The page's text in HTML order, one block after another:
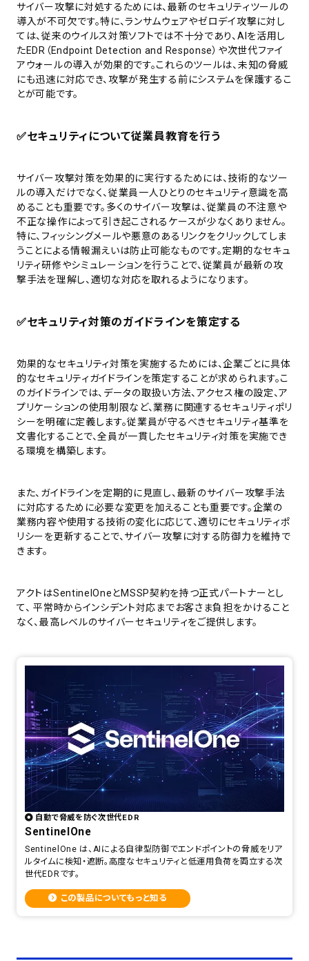
サイバー攻撃に対処するためには、最新のセキュリティツールの
導入が不可欠です。特に、ランサムウェアやゼロデイ攻撃に対し
ては、従来のウイルス対策ソフトでは不十分であり、AIを活用し
たEDR（Endpoint Detection and Response）や次世代ファイ
アウォールの導入が効果的です。これらのツールは、未知の脅威
にも迅速に対応でき、攻撃が発生する前にシステムを保護するこ
とが可能です。
✅セキュリティについて従業員教育を行う
サイバー攻撃対策を効果的に実行するためには、技術的なツー
ルの導入だけでなく、従業員一人ひとりのセキュリティ意識を高
めることも重要です。多くのサイバー攻撃は、従業員の不注意や
不正な操作によって引き起こされるケースが少なくありません。
特に、フィッシングメールや悪意のあるリンクをクリックしてしま
うことによる情報漏えいは防止可能なものです。定期的なセキュ
リティ研修やシミュレーションを行うことで、従業員が最新の攻
撃手法を理解し、適切な対応を取れるようになります。
✅セキュリティ対策のガイドラインを策定する
効果的なセキュリティ対策を実施するためには、企業ごとに具体
的なセキュリティガイドラインを策定することが求められます。こ
のガイドラインでは、データの取扱い方法、アクセス権の設定、ア
プリケーションの使用制限など、業務に関連するセキュリティポリ
シーを明確に定義します。従業員が守るべきセキュリティ基準を
文書化することで、全員が一貫したセキュリティ対策を実施でき
る環境を構築します。
また、ガイドラインを定期的に見直し、最新のサイバー攻撃手法
に対応するために必要な変更を加えることも重要です。企業の
業務内容や使用する技術の変化に応じて、適切にセキュリティポ
リシーを更新することで、サイバー攻撃に対する防御力を維持で
きます。
アクトはSentinelOneとMSSP契約を持つ正式パートナーとし
て、 平常時からインシデント対応までお客さま負担をかけること
なく、最高レベルのサイバーセキュリティをご提供します。
自動で脅威を防ぐ次世代EDR
SentinelOne
SentinelOne は、AIによる自律型防御でエンドポイントの脅威をリア
ルタイムに検知・遮断。高度なセキュリティと低運用負荷を両立する次
世代EDRです。
この製品についてもっと知る